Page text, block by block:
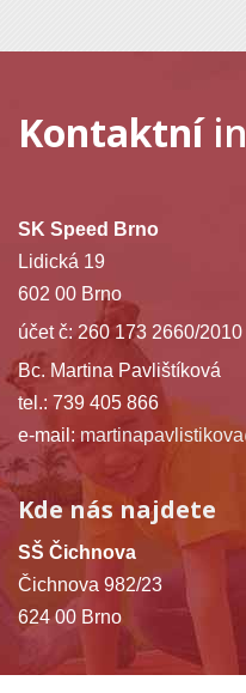
Kontaktní
SK Speed Brno
Lidická 19
602 00 Brno
účet č: 260 173 2660/2010
Bc. Martina Pavlištíková
tel.: 739 405 866
e-mail:
Kde nás najdete
SŠ Čichnova
Čichnova 982/23
624 00 Brno